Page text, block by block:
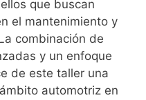
que buscan
el mantenimiento y
combinación de
y un enfoque
de este taller una
automotriz en